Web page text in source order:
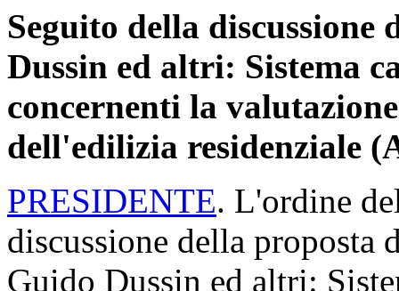
Seguito della
Dussin ed altri: Sistema
concernenti la
dell'edilizia residenziale
PRESIDENTE. L'ordine
discussione della
Guido Dussin ed altri: